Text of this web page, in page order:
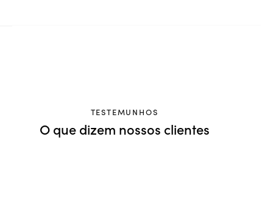
TESTEMUNHOS
O que dizem nossos clientes